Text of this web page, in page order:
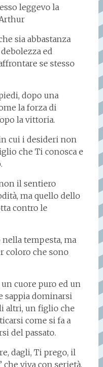
leggevo la
sia abbastanza
ed
se stesso
dopo una
la forza di
la vittoria.
cui i desideri non
che Ti conosca e
il sentiero
ma quello dello
contro le
tempesta, ma
coloro che sono
cuore puro ed un
sappia dominarsi
altri, un figlio che
come si fa a
del passato.
dagli, Ti prego, il
che viva con serietà,